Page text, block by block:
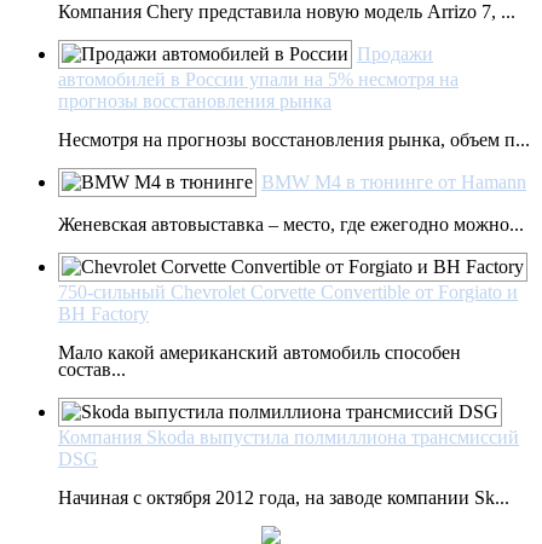
Компания Chery представила новую модель Arrizo 7, ...
Продажи
автомобилей в России упали на 5% несмотря на
прогнозы восстановления рынка
Несмотря на прогнозы восстановления рынка, объем п...
BMW M4 в тюнинге от Hamann
Женевская автовыставка – место, где ежегодно можно...
750-сильный Chevrolet Corvette Convertible от Forgiato и
BH Factory
Мало какой американский автомобиль способен
состав...
Компания Skoda выпустила полмиллиона трансмиссий
DSG
Начиная с октября 2012 года, на заводе компании Sk...